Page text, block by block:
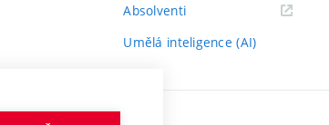
Absolventi(externí
Umělá inteligence (AI)